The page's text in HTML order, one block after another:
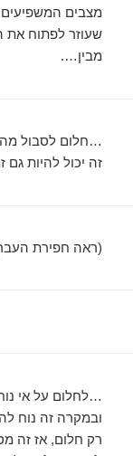
מצבים
שעוזר לפתוח את
מבין….
…חלום לסבול
זה יכול להיות
(ראה חפירת
…לחלום על אי
ובמקרה זה נוח
רק חלום, אז זה